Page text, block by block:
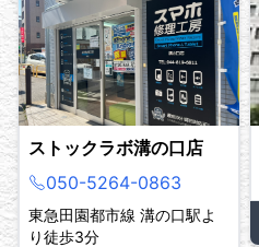
ストックラボ溝の口店
050-5264-0863
東急田園都市線 溝の口駅よ
り徒歩3分